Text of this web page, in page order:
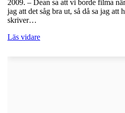
2009. – Dean sa att vi borde filma
jag att det såg bra ut, så då sa jag att
skriver…
Läs vidare